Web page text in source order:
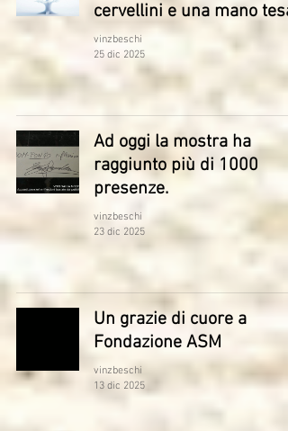
cervellini e una mano tesa.
vinzbeschi
25 dic 2025
Ad oggi la mostra ha
raggiunto più di 1000
presenze.
vinzbeschi
23 dic 2025
Un grazie di cuore a
Fondazione ASM
vinzbeschi
13 dic 2025